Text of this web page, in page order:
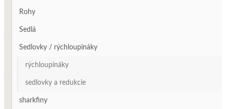
Rohy
Sedlá
Sedlovky / rýchloupináky
rýchloupináky
sedlovky a redukcie
sharkfiny